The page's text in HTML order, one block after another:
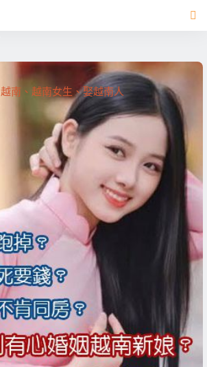
越南、越南女生、娶越南人